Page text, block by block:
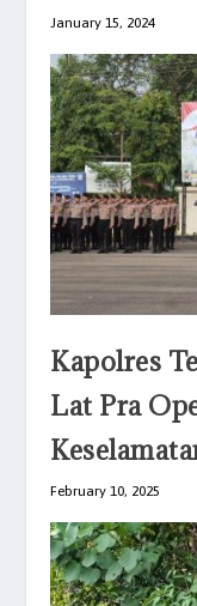
January 15, 2024
Kapolres
Lat Pra
February 10, 2025